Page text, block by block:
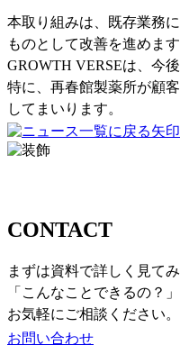
本取り組みは、既存業務
ものとして改善を進めます
GROWTH VERSEは、今
特に、再春館製薬所が顧
してまいります。
CONTACT
まずは資料で詳しく見てみ
「こんなことできるの？
お気軽にご相談ください。
お問い合わせ